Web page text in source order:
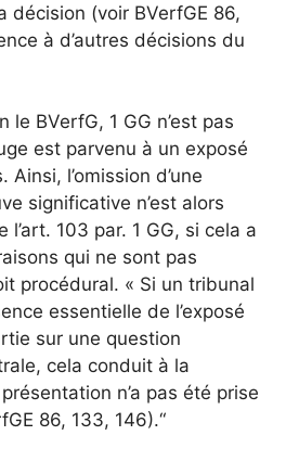
décision (voir BVerfGE 86,
à d’autres décisions du
le BVerfG, 1 GG n’est pas
est parvenu à un exposé
l’omission d’une
significative n’est alors
l’art. 103 par. 1 GG, si cela a
qui ne sont pas
procédural. « Si un tribunal
essentielle de l’exposé
sur une question
cela conduit à la
n’a pas été prise
86, 133, 146).“